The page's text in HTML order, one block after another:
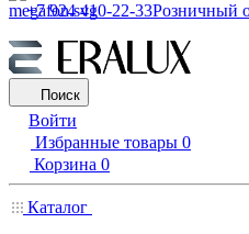
+7 924 410-22-33Розничный
Поиск
Войти
Избранные товары 0
Корзина 0
Каталог